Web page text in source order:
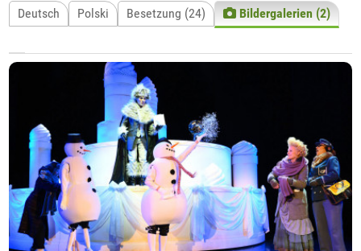
Deutsch Polski Besetzung (24) Bildergalerien (2)